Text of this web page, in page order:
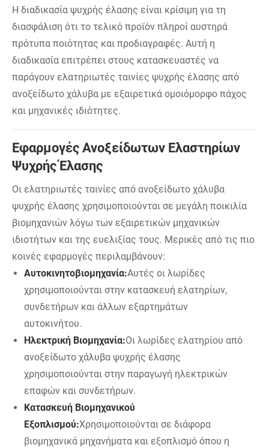
Η διαδικασία ψυχρής έλασης είναι κρίσιμη για τη
διασφάλιση ότι το τελικό προϊόν πληροί αυστηρά
πρότυπα ποιότητας και προδιαγραφές. Αυτή η
διαδικασία επιτρέπει στους κατασκευαστές να
παράγουν ελατηριωτές ταινίες ψυχρής έλασης από
ανοξείδωτο χάλυβα με εξαιρετικά ομοιόμορφο πάχος
και μηχανικές ιδιότητες.
Εφαρμογές Ανοξείδωτων Ελαστηρίων
Ψυχρής Έλασης
Οι ελατηριωτές ταινίες από ανοξείδωτο χάλυβα
ψυχρής έλασης χρησιμοποιούνται σε μεγάλη ποικιλία
βιομηχανιών λόγω των εξαιρετικών μηχανικών
ιδιοτήτων και της ευελιξίας τους. Μερικές από τις πιο
κοινές εφαρμογές περιλαμβάνουν:
Αυτοκινητοβιομηχανία:Αυτές οι λωρίδες
χρησιμοποιούνται στην κατασκευή ελατηρίων,
συνδετήρων και άλλων εξαρτημάτων
αυτοκινήτου.
Ηλεκτρική Βιομηχανία:Οι λωρίδες ελατηρίου από
ανοξείδωτο χάλυβα ψυχρής έλασης
χρησιμοποιούνται στην παραγωγή ηλεκτρικών
επαφών και συνδετήρων.
Κατασκευή Βιομηχανικού
Εξοπλισμού:Χρησιμοποιούνται σε διάφορα
βιομηχανικά μηχανήματα και εξοπλισμό όπου η